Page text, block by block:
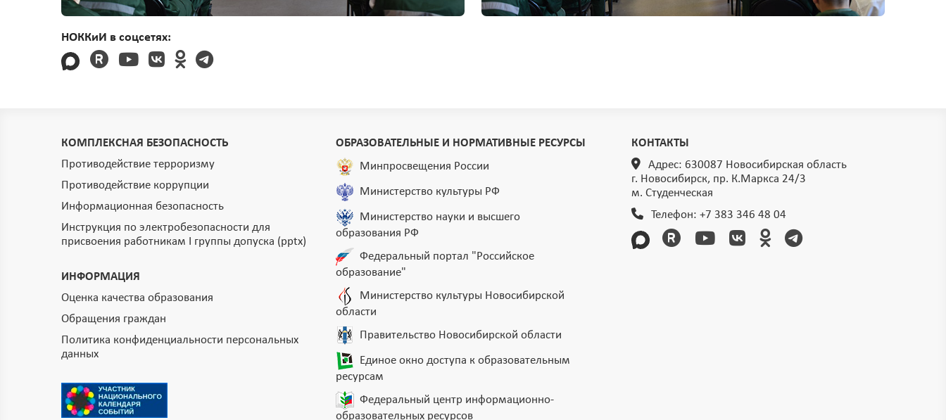
НОККиИ в соцсетях:
КОМПЛЕКСНАЯ БЕЗОПАСНОСТЬ
Противодействие терроризму
Противодействие коррупции
Информационная безопасность
Инструкция по электробезопасности для
присвоения работникам I группы допуска (pptx)
ИНФОРМАЦИЯ
Оценка качества образования
Обращения граждан
Политика конфиденциальности персональных
данных
ОБРАЗОВАТЕЛЬНЫЕ И НОРМАТИВНЫЕ РЕСУРСЫ
Минпросвещения России
Министерство культуры РФ
Министерство науки и высшего
образования РФ
Федеральный портал "Российское
образование"
Министерство культуры Новосибирской
области
Правительство Новосибирской области
Единое окно доступа к образовательным
ресурсам
Федеральный центр информационно-
образовательных ресурсов
КОНТАКТЫ
Адрес: 630087 Новосибирская область
г. Новосибирск, пр. К.Маркса 24/3
м. Студенческая
Телефон: +7 383 346 48 04